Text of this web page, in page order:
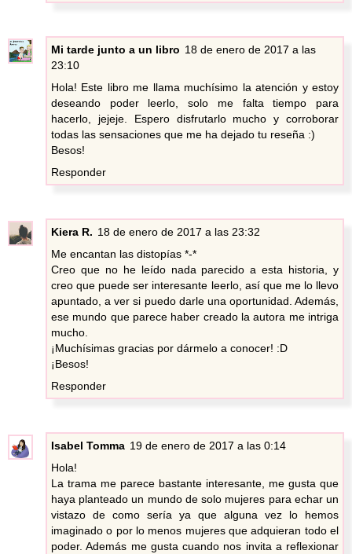
Mi tarde junto a un libro 18 de enero de 2017 a las
23:10
Hola! Este libro me llama muchísimo la atención y estoy
deseando poder leerlo, solo me falta tiempo para
hacerlo, jejeje. Espero disfrutarlo mucho y corroborar
todas las sensaciones que me ha dejado tu reseña :)
Besos!
Responder
Kiera R. 18 de enero de 2017 a las 23:32
Me encantan las distopías *-*
Creo que no he leído nada parecido a esta historia, y
creo que puede ser interesante leerlo, así que me lo llevo
apuntado, a ver si puedo darle una oportunidad. Además,
ese mundo que parece haber creado la autora me intriga
mucho.
¡Muchísimas gracias por dármelo a conocer! :D
¡Besos!
Responder
Isabel Tomma 19 de enero de 2017 a las 0:14
Hola!
La trama me parece bastante interesante, me gusta que
haya planteado un mundo de solo mujeres para echar un
vistazo de como sería ya que alguna vez lo hemos
imaginado o por lo menos mujeres que adquieran todo el
poder. Además me gusta cuando nos invita a reflexionar